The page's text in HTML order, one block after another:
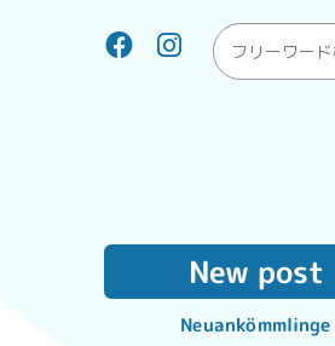
New post
Neuankömmlinge